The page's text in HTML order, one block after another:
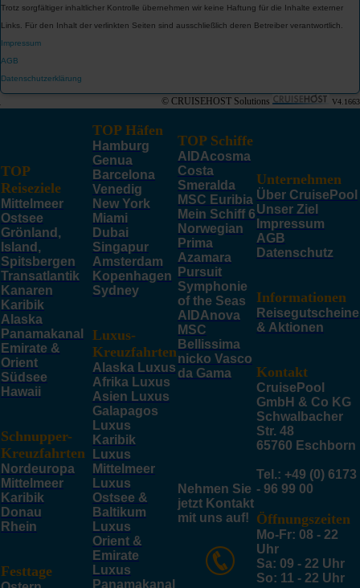
Trotz sorgfältiger inhaltlicher Kontrolle übernehmen wir keine Haftung für die Inhalte externer
Links. Für den Inhalt der verlinkten Seiten sind ausschließlich deren Betreiber verantwortlich.
Impressum
AGB
Datenschutzerklärung
© CRUISEHOST Solutions V4.1663
TOP
Reiseziele
Mittelmeer
Ostsee
Grönland,
Island,
Spitsbergen
Transatlantik
Kanaren
Karibik
Alaska
Panamakanal
Emirate &
Orient
Südsee
Hawaii
Schnupper-
Kreuzfahrten
Nordeuropa
Mittelmeer
Karibik
Donau
Rhein
Festtage
TOP Häfen
Hamburg
Genua
Barcelona
Venedig
New York
Miami
Dubai
Singapur
Amsterdam
Kopenhagen
Sydney
Luxus-
Kreuzfahrten
Alaska Luxus
Afrika Luxus
Asien Luxus
Galapagos
Luxus
Karibik
Luxus
Mittelmeer
Luxus
Ostsee &
Baltikum
Luxus
Orient &
Emirate
Luxus
Panamakanal
TOP Schiffe
AIDAcosma
Costa
Smeralda
MSC Euribia
Mein Schiff 6
Norwegian
Prima
Azamara
Pursuit
Symphonie
of the Seas
AIDAnova
MSC
Bellissima
nicko Vasco
da Gama
Nehmen Sie
jetzt Kontakt
mit uns auf!
Unternehmen
Über CruisePool
Unser Ziel
Impressum
AGB
Datenschutz
Informationen
Reisegutscheine
& Aktionen
Kontakt
CruisePool
GmbH & Co KG
Schwalbacher
Str. 48
65760 Eschborn
Tel.: +49 (0) 6173
- 96 99 00
Öffnungszeiten
Mo-Fr: 08 - 22
Uhr
Sa: 09 - 22 Uhr
So: 11 - 22 Uhr